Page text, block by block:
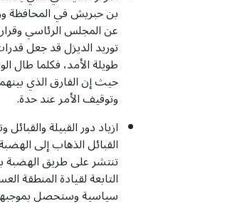
بن حبريش في المحافظة
عن المجلس الرئاسي
توريد الديزل قد جعل
طويلة الأمد، فكلما طال
حيث إن الفارق الذي
وتوقيف الأمر عند حدة.
ازياد دور القبيلة
القبائل الذهاب إلى
تنتشر على طريق الهضبة
سياسية وستحصل